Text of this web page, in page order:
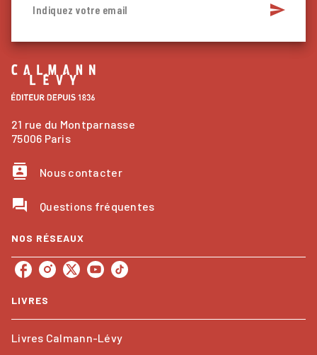
Indiquez votre email send
21 rue du Montparnasse
75006 Paris
contacts Nous contacter
question_answer Questions fréquentes
NOS RÉSEAUX
LIVRES
Livres Calmann-Lévy